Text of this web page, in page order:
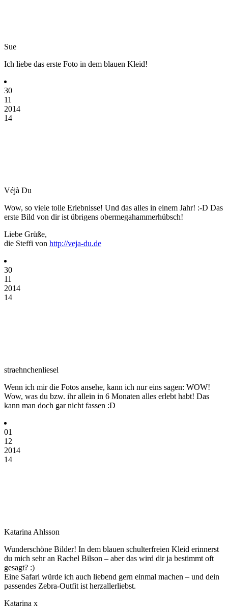
Sue
Ich liebe das erste Foto in dem blauen Kleid!
30
11
2014
14
Véjà Du
Wow, so viele tolle Erlebnisse! Und das alles in einem Jahr! :-D Das
erste Bild von dir ist übrigens obermegahammerhübsch!
Liebe Grüße,
die Steffi von http://veja-du.de
30
11
2014
14
straehnchenliesel
Wenn ich mir die Fotos ansehe, kann ich nur eins sagen: WOW!
Wow, was du bzw. ihr allein in 6 Monaten alles erlebt habt! Das
kann man doch gar nicht fassen :D
01
12
2014
14
Katarina Ahlsson
Wunderschöne Bilder! In dem blauen schulterfreien Kleid erinnerst
du mich sehr an Rachel Bilson – aber das wird dir ja bestimmt oft
gesagt? :)
Eine Safari würde ich auch liebend gern einmal machen – und dein
passendes Zebra-Outfit ist herzallerliebst.
Katarina x